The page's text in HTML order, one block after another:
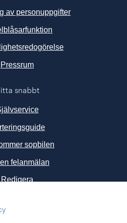
av personuppgifter
PressrumLänk till annan webbplats,
snabbt
sopbilen
felanmälan
Redigera
i sociala medier